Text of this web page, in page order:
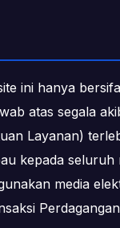
ini hanya
atas segala
Layanan)
kepada
media